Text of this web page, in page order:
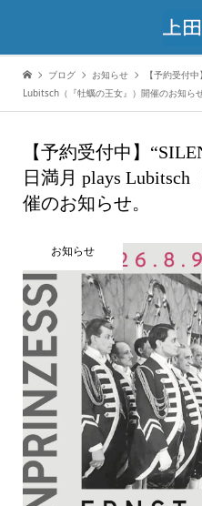
ブログ お知らせ
【予約受付
Lubitsch（『牡蠣の王女』）開催のお知らせ
【予約受付中】
日満月 plays Lubitsch
催のお知らせ。
お知らせ